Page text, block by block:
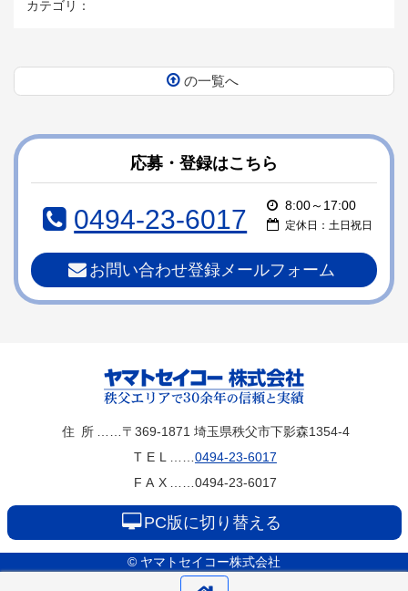
カテゴリ：
の一覧へ
テ
ン
へ
ジ
の
応募・登録はこちら
0494-23-6017 8:00～17:00
定休日：土日祝日
お問い合わせ登録メールフォーム
ヤマトセイコー
株式会社
住所……〒369-1871 埼玉県秩父市下影森1354-4
TEL……0494-23-6017
FAX……0494-23-6017
PC版に切り替える
© ヤマトセイコー株式会社